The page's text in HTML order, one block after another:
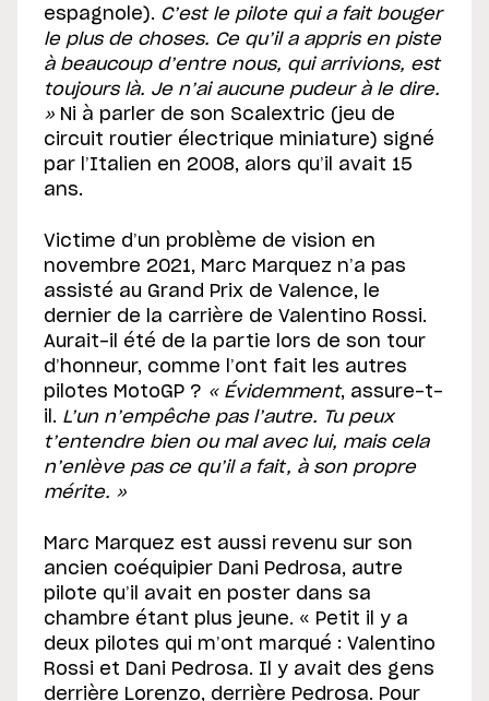
espagnole). C’est le pilote qui a fait bouger
le plus de choses. Ce qu’il a appris en piste
à beaucoup d’entre nous, qui arrivions, est
toujours là. Je n’ai aucune pudeur à le dire.
» Ni à parler de son Scalextric (jeu de
circuit routier électrique miniature) signé
par l’Italien en 2008, alors qu’il avait 15
ans.
Victime d’un problème de vision en
novembre 2021, Marc Marquez n’a pas
assisté au Grand Prix de Valence, le
dernier de la carrière de Valentino Rossi.
Aurait-il été de la partie lors de son tour
d’honneur, comme l’ont fait les autres
pilotes MotoGP ? « Évidemment, assure-t-
il. L’un n’empêche pas l’autre. Tu peux
t’entendre bien ou mal avec lui, mais cela
n’enlève pas ce qu’il a fait, à son propre
mérite. »
Marc Marquez est aussi revenu sur son
ancien coéquipier Dani Pedrosa, autre
pilote qu’il avait en poster dans sa
chambre étant plus jeune. « Petit il y a
deux pilotes qui m’ont marqué : Valentino
Rossi et Dani Pedrosa. Il y avait des gens
derrière Lorenzo, derrière Pedrosa. Pour